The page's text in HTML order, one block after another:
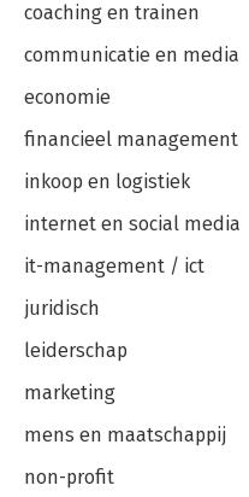
coaching en trainen
communicatie en media
economie
financieel management
inkoop en logistiek
internet en social media
it-management / ict
juridisch
leiderschap
marketing
mens en maatschappij
non-profit